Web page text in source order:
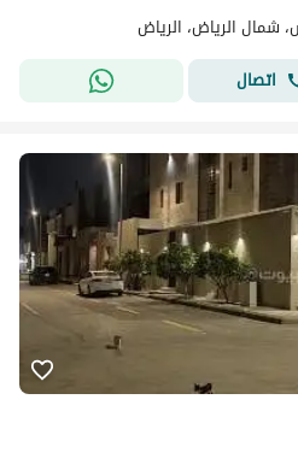
شمال الرياض، الرياض
اتصال